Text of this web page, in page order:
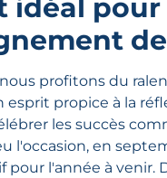
idéal
profitons du
propice à la
les succès
l'occasion, en
pour l'année à venir.